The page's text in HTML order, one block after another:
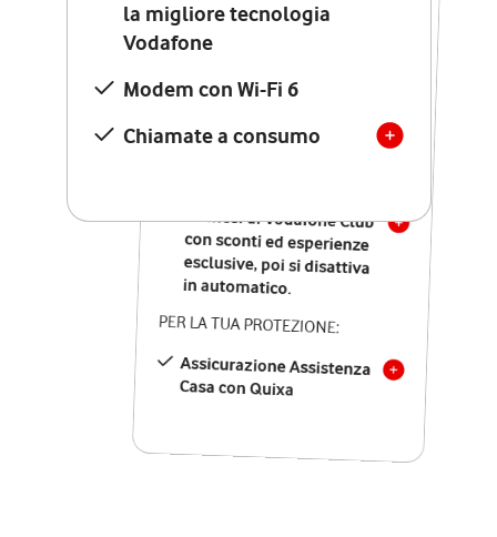
la migliore tecnologia
Vodafone
Modem con Wi-Fi 6
Chiamate a consumo
Vodafone
Modem Seven con Wi-Fi 7
Chiamate illimitate verso
numeri fissi e mobili
nazionali
12 mesi di Vodafone Club
con sconti ed esperienze
esclusive, poi si disattiva
in automatico.
PER LA TUA PROTEZIONE:
Assicurazione Assistenza
Casa con Quixa